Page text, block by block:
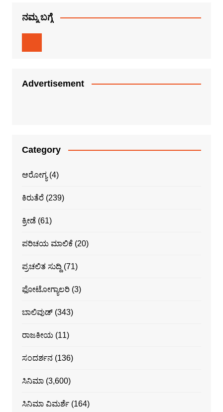
ನಮ್ಮ ಬಗ್ಗೆ
Advertisement
Category
ಆರೋಗ್ಯ(4)
ಕಿರುತೆರೆ(239)
ಕ್ರೀಡೆ(61)
ಪರಿಚಯ ಮಾಲಿಕೆ(20)
ಪ್ರಚಲಿತ ಸುದ್ದಿ (71)
ಫೋಟೋಗ್ಯಾಲರಿ(3)
ಬಾಲಿವುಡ್(343)
ರಾಜಕೀಯ(11)
ಸಂದರ್ಶನ (136)
ಸಿನಿಮಾ(3,600)
ಸಿನಿಮಾ ವಿಮರ್ಶೆ(164)